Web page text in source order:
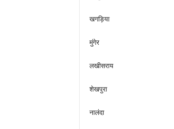
खगड़िया
मुंगेर
लखीसराय
शेखपुरा
नालंदा